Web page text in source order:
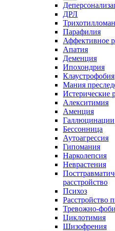
ДРЛ
Парафилия
Аффективное
Апатия
Деменция
Ипохондрия
Клаустрофобия
Мания
Истерические
Алекситимия
Аменция
Галлюцинации
Бессонница
Аутоагрессия
Гипомания
Нарколепсия
Неврастения
расстройство
Психоз
Расстройство
Тревожно-
Циклотимия
Шизофрения